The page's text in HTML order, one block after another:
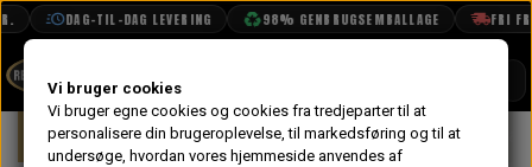
DAG-TIL-DAG LEVERING 98% GENBRUGSEMBALLAGE FRI
BOOK TID
Forside Mini Elektrisk System Lygter &
Vi bruger cookies
Vi bruger egne cookies og cookies fra tredjeparter til at
personalisere din brugeroplevelse, til markedsføring og til at
undersøge, hvordan vores hjemmeside anvendes af